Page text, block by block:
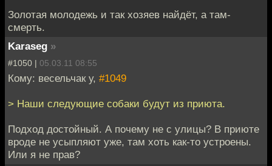
Золотая молодежь и так хозяев найдёт, а там-
смерть.
Karaseg »
#1050 | 05.03.11 08:55
Кому: весельчак у, #1049
> Наши следующие собаки будут из приюта.
Подход достойный. А почему не с улицы? В приюте
вроде не усыпляют уже, там хоть как-то устроены.
Или я не прав?